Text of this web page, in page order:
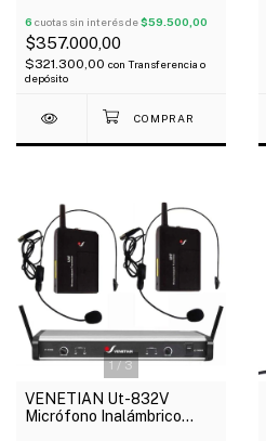
6 cuotas sin interés de$59.500,00
$357.000,00
$321.300,00 con Transferencia o
depósito
1/3
VENETIAN Ut-832V
Micrófono Inalámbrico